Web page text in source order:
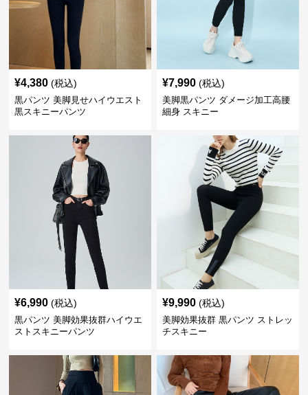
¥4,380 (税込)
黒パンツ 美脚見せハイウエスト
黒スキニーパンツ
¥7,990 (税込)
美脚黒パンツ ダメージ加工高腰
細身 スキニー
¥6,990 (税込)
黒パンツ 美脚効果抜群ハイウエ
ストスキニーパンツ
¥9,990 (税込)
美脚効果抜群 黒パンツ ストレッ
チスキニー